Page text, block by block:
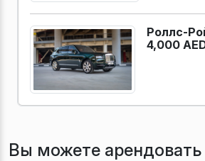
Роллс-
4,000
Вы можете арендовать